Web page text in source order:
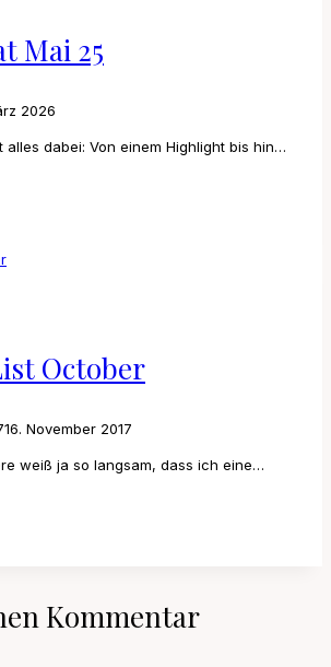
Mai 25
2026
alles dabei: Von einem Highlight bis hin…
October
16. November 2017
weiß ja so langsam, dass ich eine…
Kommentar